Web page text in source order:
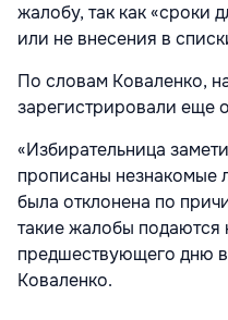
жалобу, так как «сроки
или не внесения в
По словам Коваленко,
зарегистрировали еще
«Избирательница
прописаны незнакомые
была отклонена по
такие жалобы подаются
предшествующего дню
Коваленко.